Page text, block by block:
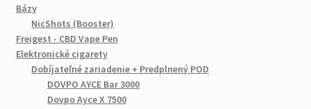
Bázy
NicShots (Booster)
Freigest - CBD Vape Pen
Elektronické cigarety
Dobíjateľné zariadenie + Predplnený POD
DOVPO AYCE Bar 3000
Dovpo Ayce X 7500